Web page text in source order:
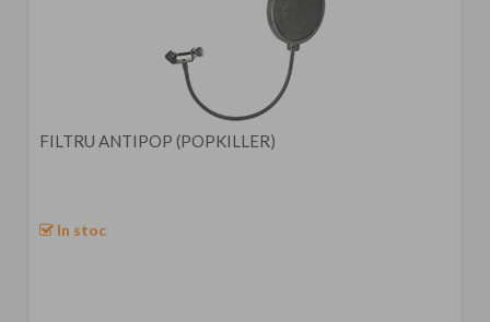
FILTRU ANTIPOP (POPKILLER)
In stoc